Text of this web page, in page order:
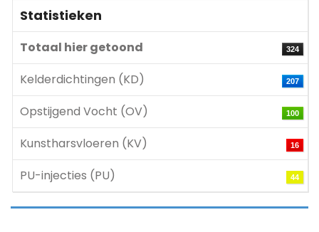
Statistieken
Totaal hier getoond 324
Kelderdichtingen (KD) 207
Opstijgend Vocht (OV) 100
Kunstharsvloeren (KV) 16
PU-injecties (PU) 44